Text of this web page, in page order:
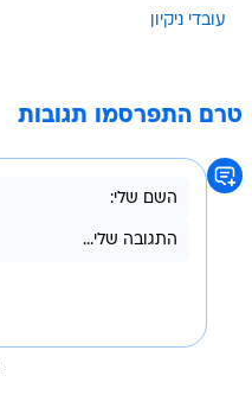
עובדי ניקיון
טרם התפרסמו תגובות